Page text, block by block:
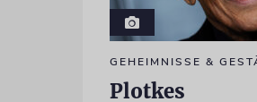
GEHEIMNISSE &
Plotkes